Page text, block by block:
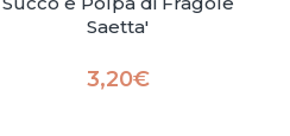
Saetta'
3,20€